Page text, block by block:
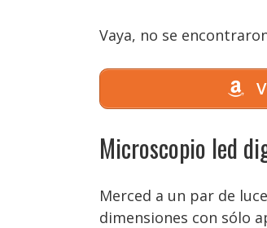
Vaya, no se
Microscopio led
Merced a un par de
dimensiones con sólo